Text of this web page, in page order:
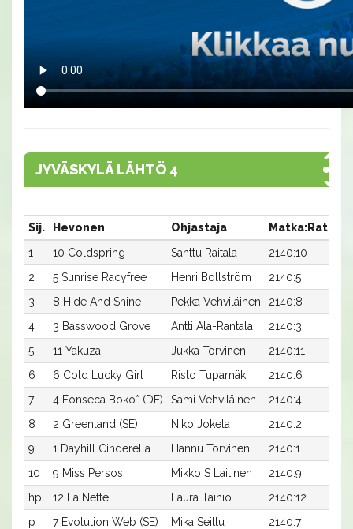
JYVÄSKYLÄ LÄHTÖ 4
Sij. Hevonen Ohjastaja Matka:Rata
1
10 Coldspring Santtu Raitala 2140:10
2
5 Sunrise Racyfree Henri Bollström 2140:5
3
8 Hide And Shine Pekka Vehviläinen 2140:8
4
3 Basswood Grove Antti Ala-Rantala 2140:3
5
11 Yakuza Jukka Torvinen 2140:11
6
6 Cold Lucky Girl Risto Tupamäki 2140:6
7
4 Fonseca Boko* (DE) Sami Vehviläinen 2140:4
8
2 Greenland (SE) Niko Jokela 2140:2
9
1 Dayhill Cinderella Hannu Torvinen 2140:1
10
9 Miss Persos Mikko S Laitinen 2140:9
hpl
12 La Nette Laura Tainio 2140:12
p
7 Evolution Web (SE) Mika Seittu 2140:7